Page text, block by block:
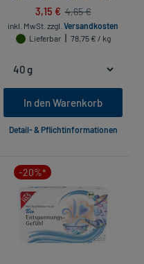
3,15 € 4,65 €
inkl. MwSt. zzgl. Versandkosten
Lieferbar
78,75 € / kg
In den Warenkorb
Detail- & Pflichtinformationen
-20%*